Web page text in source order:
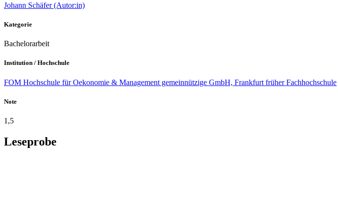
Johann Schäfer (Autor:in)
Kategorie
Bachelorarbeit
Institution / Hochschule
FOM Hochschule für Oekonomie & Management gemeinnützige GmbH, Frankfurt früher Fachhochschule
Note
1,5
Leseprobe